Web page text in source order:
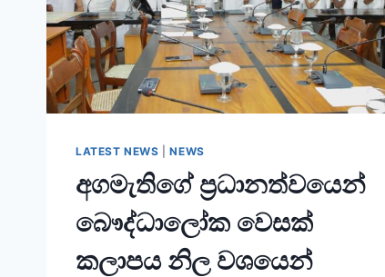
LATEST NEWS |NEWS
අගමැතිගේ ප්‍රධානත්වයෙන්
බෞද්ධාලෝක වෙසක්
කලාපය නිල වශයෙන්